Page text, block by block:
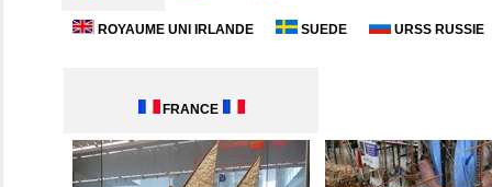
ROYAUME UNI IRLANDE SUEDE URSS RUSSIE
FRANCE